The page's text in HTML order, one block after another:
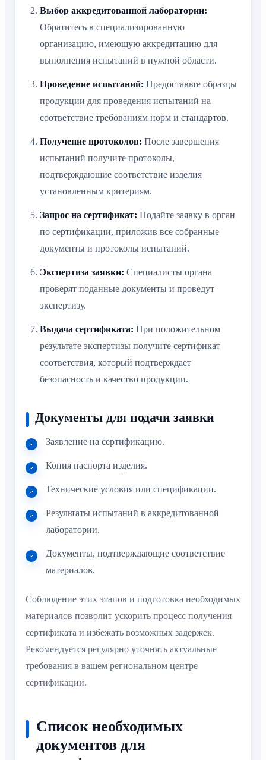
Выбор аккредитованной лаборатории:
Обратитесь в специализированную
организацию, имеющую аккредитацию для
выполнения испытаний в нужной области.
Проведение испытаний: Предоставьте образцы
продукции для проведения испытаний на
соответствие требованиям норм и стандартов.
Получение протоколов: После завершения
испытаний получите протоколы,
подтверждающие соответствие изделия
установленным критериям.
Запрос на сертификат: Подайте заявку в орган
по сертификации, приложив все собранные
документы и протоколы испытаний.
Экспертиза заявки: Специалисты органа
проверят поданные документы и проведут
экспертизу.
Выдача сертификата: При положительном
результате экспертизы получите сертификат
соответствия, который подтверждает
безопасность и качество продукции.
Документы для подачи заявки
Заявление на сертификацию.
Копия паспорта изделия.
Технические условия или спецификации.
Результаты испытаний в аккредитованной
лаборатории.
Документы, подтверждающие соответствие
материалов.
Соблюдение этих этапов и подготовка необходимых
материалов позволит ускорить процесс получения
сертификата и избежать возможных задержек.
Рекомендуется регулярно уточнять актуальные
требования в вашем региональном центре
сертификации.
Список необходимых
документов для